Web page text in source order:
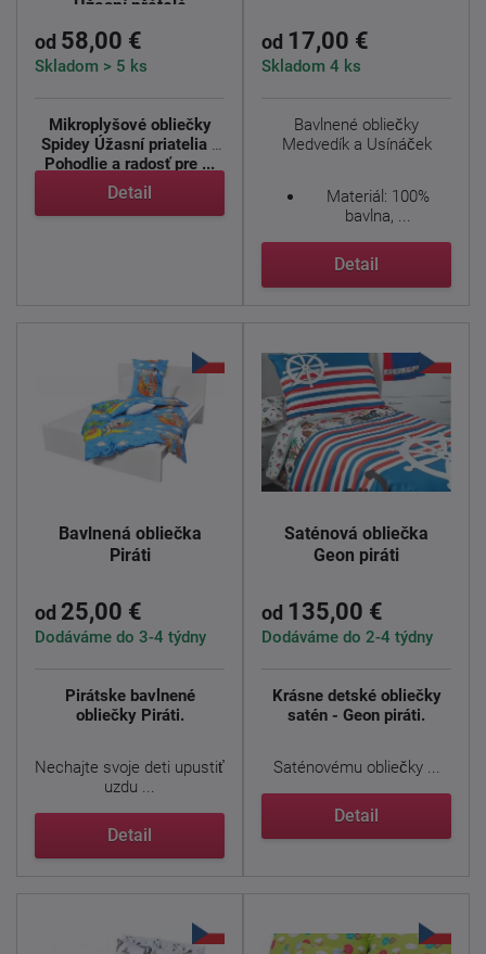
Úžasní přátelé
od 58,00 €
Skladom > 5 ks
Mikroplyšové obliečky
Spidey Úžasní priatelia ?
Pohodlie a radosť pre ...
Detail
od 17,00 €
Skladom 4 ks
Bavlnené obliečky
Medvedík a Usínáček
Materiál: 100%
bavlna, ...
Detail
Bavlnená obliečka
Piráti
od 25,00 €
Dodáváme do 3-4 týdny
Pirátske bavlnené
obliečky Piráti.
Nechajte svoje deti upustiť
uzdu ...
Detail
Saténová obliečka
Geon piráti
od 135,00 €
Dodáváme do 2-4 týdny
Krásne detské obliečky
satén - Geon piráti.
Saténovému obliečky ...
Detail